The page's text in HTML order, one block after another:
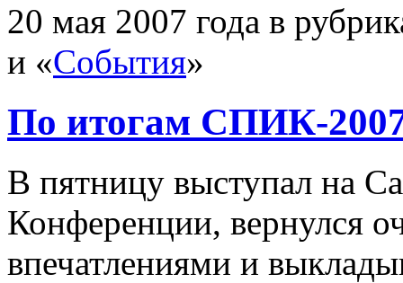
20 мая 2007 года в
и «События»
По итогам СПИК-
В пятницу выступал на
Конференции, вернулся
впечатлениями и